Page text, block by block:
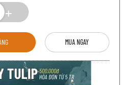
MUA NGAY